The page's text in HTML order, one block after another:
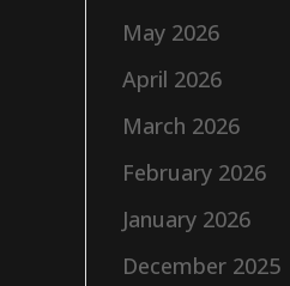
May 2026
April 2026
March 2026
February 2026
January 2026
December 2025